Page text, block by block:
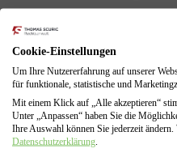
Profitieren Sie von unserer
allen Problemen einer
für Sie lösen.
Schuldenberatung für
Führung sämtlicher
Erarbeitung von Lösungen
Cookie-Einstellungen
Um Ihre Nutzererfahrung auf unserer
für funktionale, statistische und
Mit einem Klick auf „Alle akzeptieren“
Unter „Anpassen“ haben Sie die
Ihre Auswahl können Sie jederzeit
Datenschutzerklärung